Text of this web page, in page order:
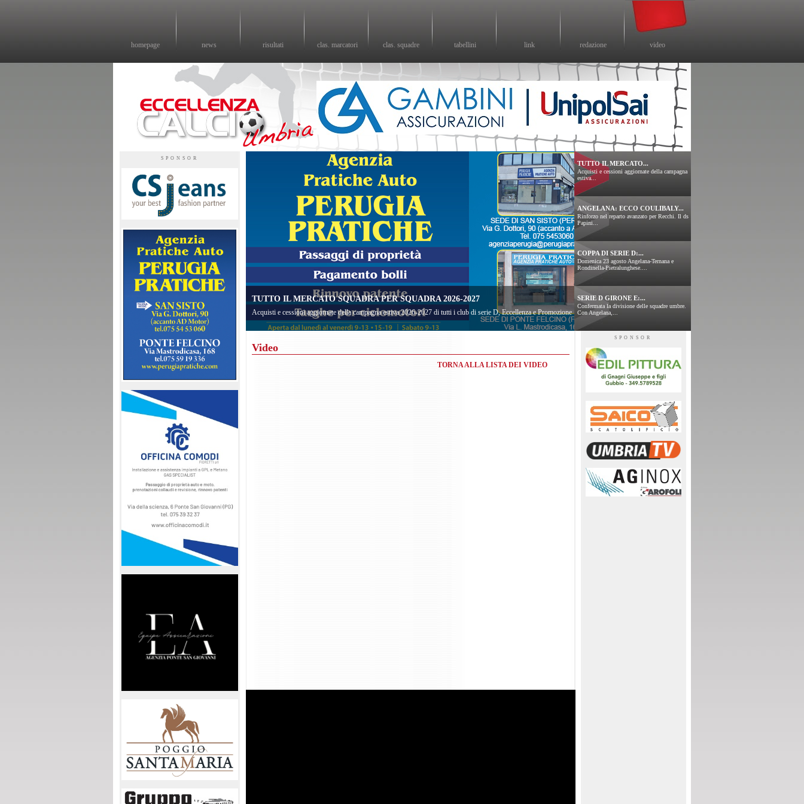
homepage news risultati clas. marcatori clas. squadre tabellini link redazione video
SPONSOR
TUTTO IL MERCATO SQUADRA PER SQUADRA 2026-2027
Acquisti e cessioni aggiornate della campagna estiva 2026-2027 di tutti i club di serie D, Eccellenza e Promozione
TUTTO IL MERCATO...
Acquisti e cessioni aggiornate della campagna
estiva...
ANGELANA: ECCO COULIBALY...
Rinforzo nel reparto avanzato per Recchi. Il ds
Papini...
COPPA DI SERIE D:...
Domenica 23 agosto Angelana-Ternana e
Rondinella-Pietralunghese....
SERIE D GIRONE E:...
Confermata la divisione delle squadre umbre.
Con Angelana,...
Video
TORNA ALLA LISTA DEI VIDEO
SPONSOR